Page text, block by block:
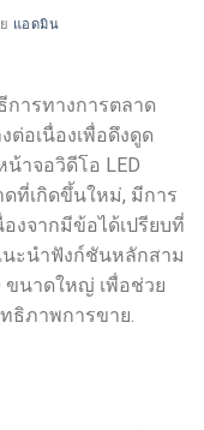
แอดมิน
ารทางการตลาด
ต่อเนื่องเพื่อดึงดูด
าจอวิดีโอ LED
ดที่เกิดขึ้นใหม่, มีการ
งจากมีข้อได้เปรียบที่
นะนำฟังก์ชันหลักสาม
ขนาดใหญ่ เพื่อช่วย
ธิภาพการขาย.